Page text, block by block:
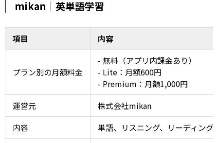
mikan｜英単語学習
項目 内容
プラン別の月額料金
- 無料（アプリ内課金あり）
- Lite：月額600円
- Premium：月額1,000円
運営元
株式会社mikan
内容
単語、リスニング、リーディング